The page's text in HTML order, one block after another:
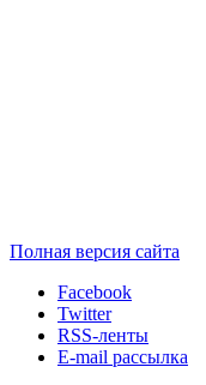
Полная версия сайта
Facebook
Twitter
RSS-ленты
E-mail рассылка